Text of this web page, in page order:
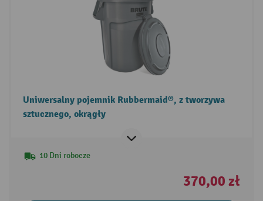
Uniwersalny pojemnik Rubbermaid®, z tworzywa
sztucznego, okrągły
10 Dni robocze
370,00 zł